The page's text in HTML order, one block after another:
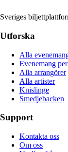
Sveriges
Utforska
Alla
Evenemang
Alla arrangörer
Alla artister
Knislinge
Smedjebacken
Support
Kontakta oss
Om oss